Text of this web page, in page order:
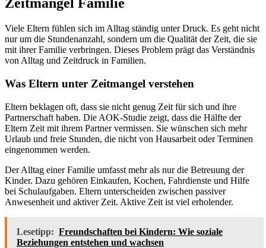
Zeitmangel Familie
Viele Eltern fühlen sich im Alltag ständig unter Druck. Es geht nicht
nur um die Stundenanzahl, sondern um die Qualität der Zeit, die sie
mit ihrer Familie verbringen. Dieses Problem prägt das Verständnis
von Alltag und Zeitdruck in Familien.
Was Eltern unter Zeitmangel verstehen
Eltern beklagen oft, dass sie nicht genug Zeit für sich und ihre
Partnerschaft haben. Die AOK-Studie zeigt, dass die Hälfte der
Eltern Zeit mit ihrem Partner vermissen. Sie wünschen sich mehr
Urlaub und freie Stunden, die nicht von Hausarbeit oder Terminen
eingenommen werden.
Der Alltag einer Familie umfasst mehr als nur die Betreuung der
Kinder. Dazu gehören Einkaufen, Kochen, Fahrdienste und Hilfe
bei Schulaufgaben. Eltern unterscheiden zwischen passiver
Anwesenheit und aktiver Zeit. Aktive Zeit ist viel erholender.
Lesetipp: Freundschaften bei Kindern: Wie soziale
Beziehungen entstehen und wachsen